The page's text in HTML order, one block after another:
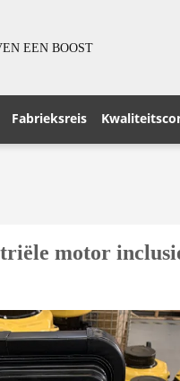
EEN BOOST
Fabrieksreis
motor